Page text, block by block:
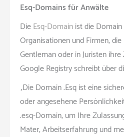
Esq-Domains für Anwälte
DieEsq-Domainist die
Organisationen und Firmen,
Gentleman oder in Juristen
Google Registry schreibt über
„Die Domain .Esq ist eine
oder angesehene
.esq-Domain, um Ihre
Mater, Arbeitserfahrung und